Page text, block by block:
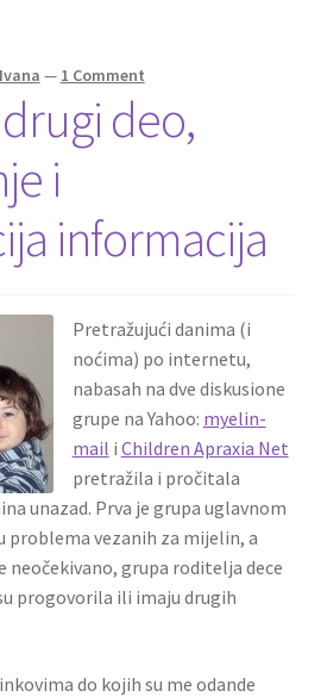
Ivana — 1 Comment
deo,
i
informacija
Pretražujući danima (i
noćima) po internetu,
nabasah na dve diskusione
grupe na Yahoo: myelin-
mail i Children Apraxia Net
pretražila i pročitala
unazad. Prva je grupa uglavnom
problema vezanih za mijelin, a
neočekivano, grupa roditelja dece
progovorila ili imaju drugih
do kojih su me odande